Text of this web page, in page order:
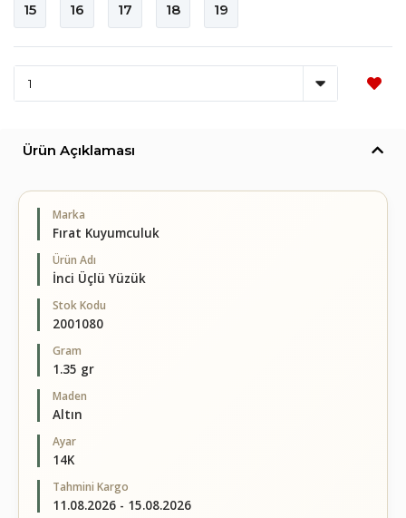
15 16 17 18 19
Ürün Açıklaması
Marka
Fırat Kuyumculuk
Ürün Adı
İnci Üçlü Yüzük
Stok Kodu
2001080
Gram
1.35 gr
Maden
Altın
Ayar
14K
Tahmini Kargo
11.08.2026 - 15.08.2026